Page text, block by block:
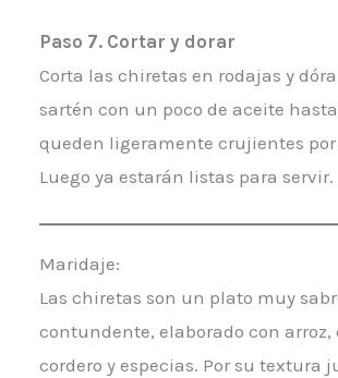
Paso 7. Cortar y dorar
Corta las chiretas en rodajas y
sartén con un poco de aceite
queden ligeramente crujientes por
Luego ya estarán listas para servir.
Maridaje:
Las chiretas son un plato muy
contundente, elaborado con arroz,
cordero y especias. Por su textura